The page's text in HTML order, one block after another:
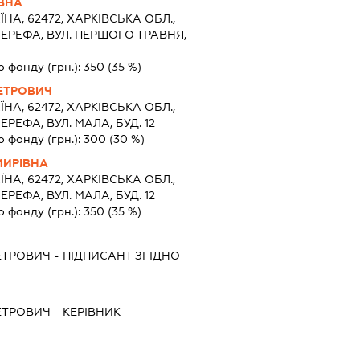
62472, ХАРКIВСЬКА ОБЛ.,
ВУЛ. ПЕРШОГО ТРАВНЯ,
фонду (грн.): 350 (35 %)
62472, ХАРКIВСЬКА ОБЛ.,
ВУЛ. МАЛА, БУД. 12
фонду (грн.): 300 (30 %)
62472, ХАРКIВСЬКА ОБЛ.,
ВУЛ. МАЛА, БУД. 12
фонду (грн.): 350 (35 %)
- ПІДПИСАНТЗГІДНО
- КЕРІВНИК